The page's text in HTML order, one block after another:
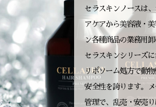
セラスキンノースは
アケアから美容液・
ン各種商品の業務用卸
セラスキンシリーズ
リポソーム処方で動
安全性を誇ります。
管理で、乱売・安売